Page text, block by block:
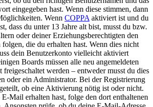
eingegeben hast. Wenn diese stimmen, dann
Wenn COPPA aktiviert ist und du
dass du unter 13 Jahre alt bist, musst du bzw.
oder deiner Erziehungsberechtigten den
die du erhalten hast. Wenn dies nicht
dein Benutzerkonto vielleicht aktiviert
Boards müssen alle neu angemeldeten
freigeschaltet werden – entweder musst du dies
oder ein Administrator. Bei der Registrierung
ob eine Aktivierung nötig ist oder nicht.
Mail erhalten hast, folge den dort enthaltenen